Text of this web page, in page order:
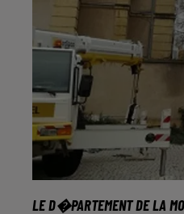
LE D�PARTEMENT DE LA